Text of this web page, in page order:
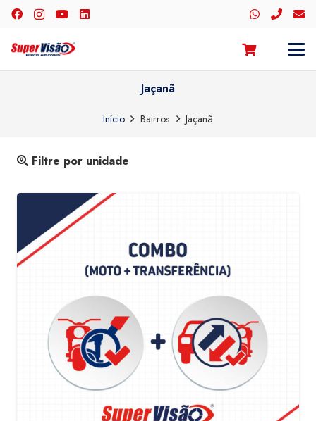
Jaçanã
Início Bairros Jaçanã
Filtre por unidade